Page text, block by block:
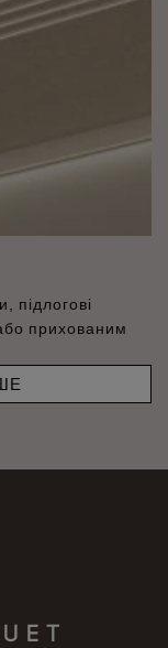
підлогові
прихованим